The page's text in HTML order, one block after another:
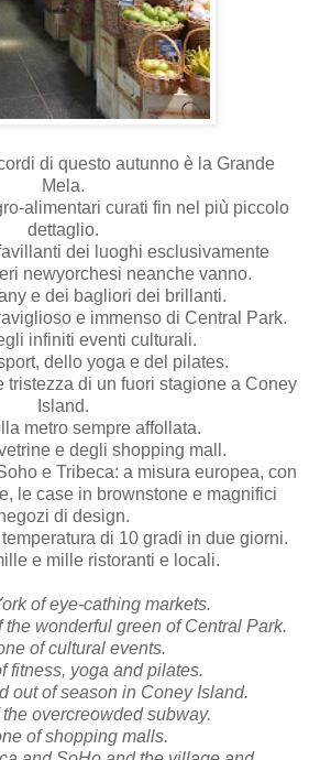
di questo autunno è la Grande
Mela.
alimentari curati fin nel più piccolo
dettaglio.
dei luoghi esclusivamente
newyorchesi neanche vanno.
e dei bagliori dei brillanti.
e immenso di Central Park.
infiniti eventi culturali.
dello yoga e del pilates.
tristezza di un fuori stagione a Coney
Island.
metro sempre affollata.
e degli shopping mall.
e Tribeca: a misura europea, con
le case in brownstone e magnifici
di design.
di 10 gradi in due giorni.
e mille ristoranti e locali.
of eye-cathing markets.
the wonderful green of Central Park.
of cultural events.
fitness, yoga and pilates.
out of season in Coney Island.
overcreowded subway.
of shopping malls.